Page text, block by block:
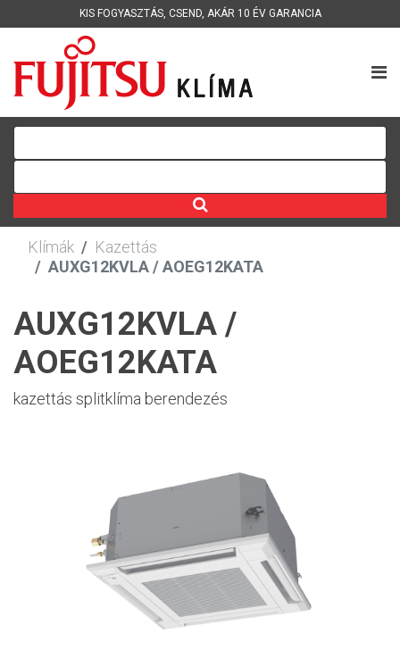
KIS FOGYASZTÁS, CSEND, AKÁR 10 ÉV GARANCIA
Klímák
Kazettás
AUXG12KVLA / AOEG12KATA
AUXG12KVLA /
AOEG12KATA
kazettás splitklíma berendezés